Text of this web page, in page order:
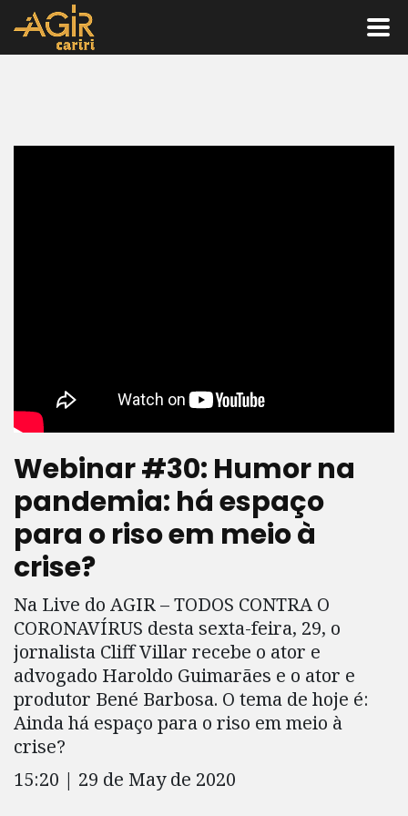
Webinar #30: Humor na
pandemia: há espaço
para o riso em meio à
crise?
Na Live do AGIR – TODOS CONTRA O
CORONAVÍRUS desta sexta-feira, 29, o
jornalista Cliff Villar recebe o ator e
advogado Haroldo Guimarães e o ator e
produtor Bené Barbosa. O tema de hoje é:
Ainda há espaço para o riso em meio à
crise?
15:20 | 29 de May de 2020